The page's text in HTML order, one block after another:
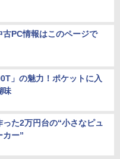
PC情報はこのページで
」の魅力！ポケットに入
味
た2万円台の“小さなピュ
カー”